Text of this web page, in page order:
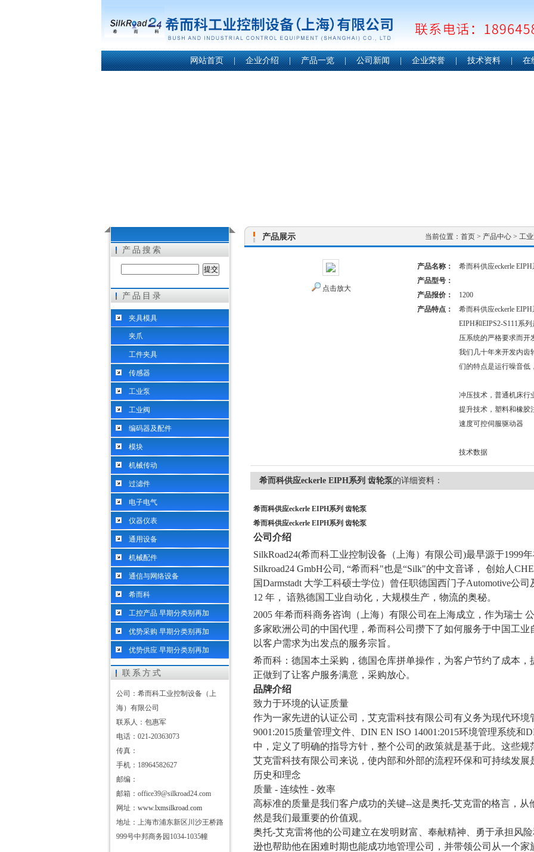
希而科工业控制设备（上海）有限公司
网站首页 | 企业介绍 | 产品一览 | 公司新闻 | 企业荣誉 | 技术资料 | 在
产品搜索
产品目录
夹具模具
夹爪
工件夹具
传感器
工业泵
工业阀
编码器及配件
模块
机械传动
过滤件
电子电气
仪器仪表
通用设备
机械配件
通信与网络设备
希而科
工控产品 早期分类别再加
优势采购 早期分类别再加
优势供应 早期分类别再加
联系方式
公司：希而科工业控制设备（上
海）有限公司
联系人：包惠军
电话：021-20363073
传真：
手机：18964582627
邮编：
邮箱：office39@silkroad24.com
网址： www.lxmsilkroad.com
地址：上海市浦东新区川沙王桥路
999号中邦商务园1034-1035幢
产品展示 当前位置： 首页 > 产品中心 > 工
点击放大
产品名称：
希而科供应eckerle
产品型号：
产品报价：
1200
产品特点：
希而科供应eckerle
EIPH和EIPS2-S111系
压系统的严格要求而开
我们几十年来开发内齿
们的特点是运行噪音低
冲压技术，普通机床行
提升技术，塑料和橡胶
速度可控伺服驱动器
技术数据
希而科供应eckerle EIPH系列 齿轮泵的详细资料：
希而科供应eckerle EIPH系列 齿轮泵
希而科供应eckerle EIPH系列 齿轮泵
公司介绍
SilkRoad24(希而科工业控制设备（上海）有限公司)最早源于1999
Silkroad24 GmbH公司, “希而科"也是“Silk"的中文音译， 创始人
国Darmstadt 大学工科硕士学位）曾任职德国西门子Automotive公
12 年， 谙熟德国工业自动化，大规模生产，物流的奥秘。
2005 年希而科商务咨询（上海）有限公司在上海成立，作为瑞士
多家欧洲公司的中国代理，希而科公司攒下了如何服务于中国工
以客户需求为出发点的服务宗旨。
希而科：德国本土采购，德国仓库拼单操作，为客户节约了成本，
正做到了让客户服务满意，采购放心。
品牌介绍
致力于环境的认证质量
作为一家先进的认证公司，艾克雷科技有限公司有义务为现代环境
9001:2015质量管理文件、DIN EN ISO 14001:2015环境管理系统和
中，定义了明确的指导方针，整个公司的政策就是基于此。这些
艾克雷科技有限公司来说，使内部和外部的流程环保和可持续发展
历史和理念
质量 - 连续性 - 效率
高标准的质量是我们客户成功的关键--这是奥托-艾克雷的格言，从
然是我们最重要的价值观。
奥托-艾克雷将他的公司建立在发明财富、奉献精神、勇于承担风
逊也帮助他在困难时期也能成功地管理公司，并带领公司从一个家